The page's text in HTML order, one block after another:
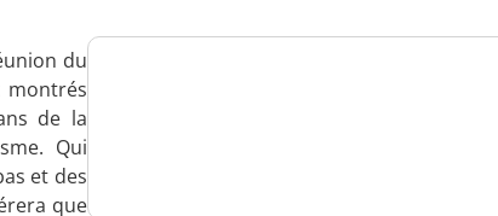
du
montrés
de la
Qui
et des
que